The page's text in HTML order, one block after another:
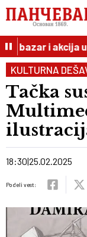
bazar i akcija u
KULTURNA
Tačka
18:30 25.02.2025
Podeli vest: